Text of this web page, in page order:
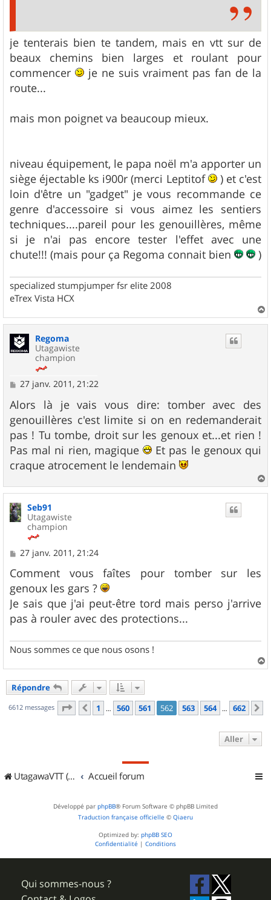
je tenterais bien te tandem, mais en vtt sur de
beaux chemins bien larges et roulant pour
commencer
je ne suis vraiment pas fan de la
route...
mais mon poignet va beaucoup mieux.
niveau équipement, le papa noël m'a apporter un
siège éjectable ks i900r (merci Leptitof
) et c'est
loin d'être un "gadget" je vous recommande ce
genre d'accessoire si vous aimez les sentiers
techniques....pareil pour les genouillères, même
si je n'ai pas encore tester l'effet avec une
chute!!! (mais pour ça Regoma connait bien
)
specialized stumpjumper fsr elite 2008
eTrex Vista HCX
a
Regoma
Utagawiste
champion
M
s
s
a
g
e
27 janv. 2011, 21:22
Alors là je vais vous dire: tomber avec des
genouillères c'est limite si on en redemanderait
pas ! Tu tombe, droit sur les genoux et...et rien !
Pas mal ni rien, magique
Et pas le genoux qui
craque atrocement le lendemain
a
u
Seb91
Utagawiste
champion
M
s
s
a
g
e
27 janv. 2011, 21:24
Comment vous faîtes pour tomber sur les
genoux les gars ?
Je sais que j'ai peut-être tord mais perso j'arrive
pas à rouler avec des protections...
Nous sommes ce que nous osons !
a
Répondre
6612 messages Page 562 sur662
Précédent
1 … 560 561 562 563 564 … 662
Aller
UtagawaVTT (Randos VTT et VTTAE avec traces GPS) Accueil forum
Développé par phpBB® Forum Software © phpBB Limited
Traduction française officielle © Qiaeru
Optimized by: phpBB SEO
Confidentialité | Conditions
Qui sommes-nous ?